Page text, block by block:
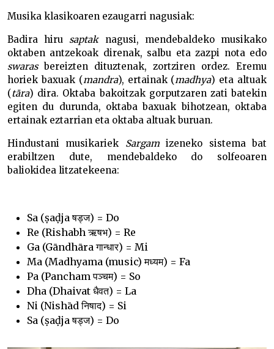
Musika klasikoaren ezaugarri nagusiak:
Badira hiru saptaknagusi, mendebaldeko musikako
oktaben antzekoak direnak, salbu eta zazpi nota edo
swarasbereizten dituztenak, zortziren ordez. Eremu
horiek baxuak (mandra), ertainak (madhya) eta altuak
(tāra) dira. Oktaba bakoitzak gorputzaren zati batekin
egiten du durunda, oktaba baxuak bihotzean, oktaba
ertainak eztarrian eta oktaba altuak buruan.
Hindustani musikariek Sargamizeneko sistema bat
erabiltzen dute, mendebaldeko do solfeoaren
baliokidea litzatekeena:
Sa (ṣaḍja षड्ज) = Do
Re (Rishabh ऋषभ) = Re
Ga (Gāndhāra गान्धार) = Mi
Ma (Madhyama (music) मध्यम) = Fa
Pa (Pancham पञ्चम) = So
Dha (Dhaivat धैवत) = La
Ni (Nishād निषाद) = Si
Sa (ṣaḍja षड्ज) = Do